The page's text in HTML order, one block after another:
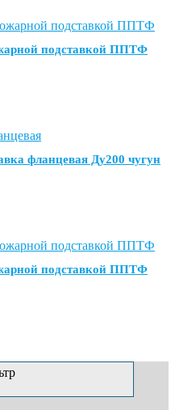
подставкой ППТФ
фланцевая Ду200 чугун
подставкой ППТФ